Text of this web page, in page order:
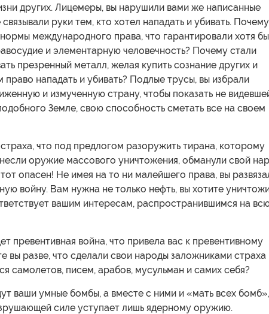
других. Лицемеры, вы нарушили вами же написанные
руки тем, кто хотел нападать и убивать. Почему
международного права, что гарантировали хотя бы
и элементарную человечность? Почему стали
презренный металл, желая купить сознание других и
право нападать и убивать? Подлые трусы, вы избрали
и измученную страну, чтобы показать не
Земле, свою способность сметать все на своем
что под предлогом разоружить тирана, которому
оружие массового уничтожения, обманули свой
тот опасен! Не имея на то ни малейшего права, вы
войну. Вам нужна не только нефть, вы хотите
вашим интересам, распространившимся на
превентивная война, что привела вас к превентивному
вы разве, что сделали свои народы заложниками страха
самолетов, писем, арабов, мусульман и самих себя?
ваши умные бомбы, а вместе с ними и «мать всех бомб»,
силе уступает лишь ядерному оружию.